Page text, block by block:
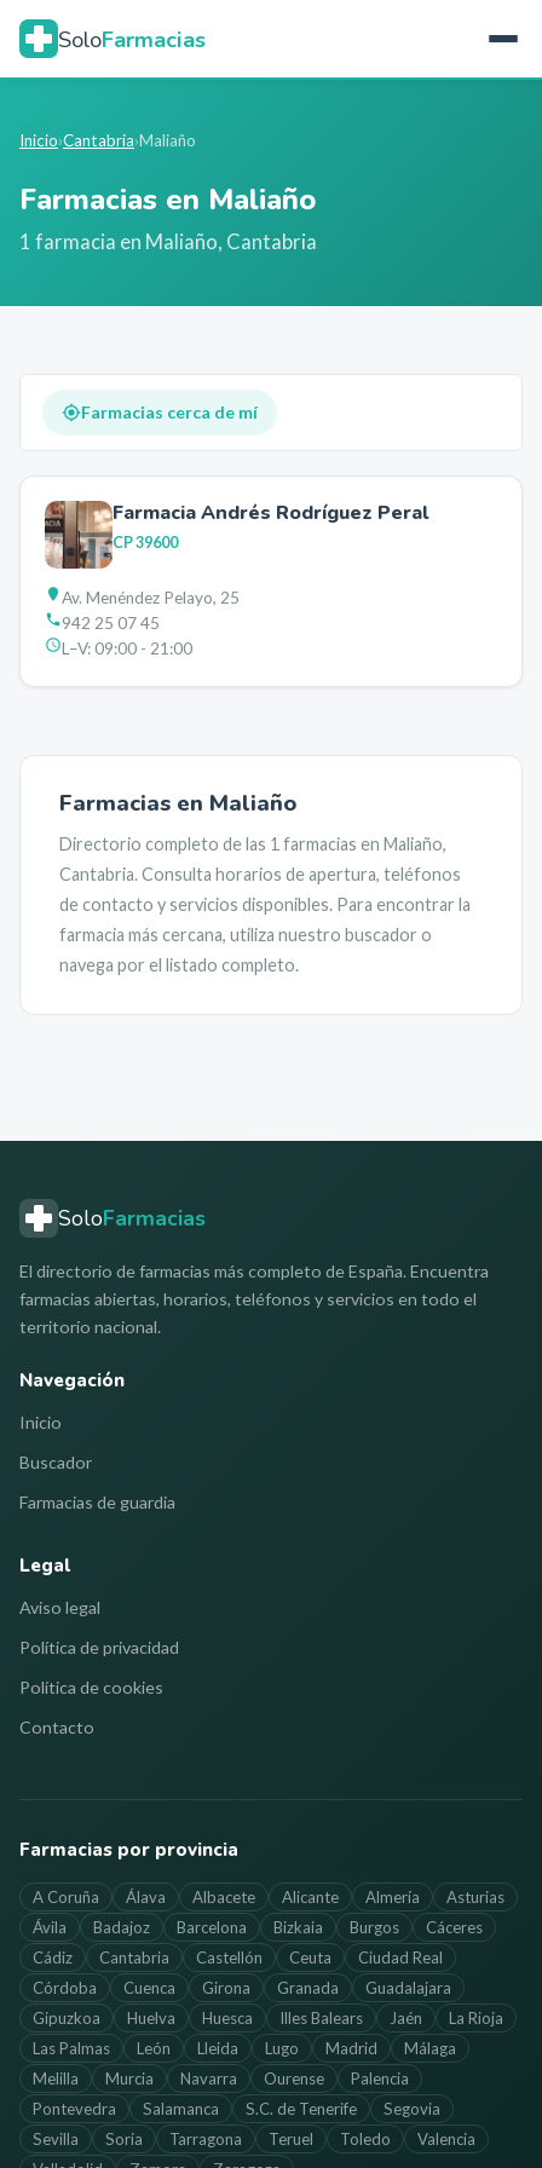
SoloFarmacias
Inicio›Cantabria›Maliaño
Farmacias en Maliaño
1 farmacia en Maliaño, Cantabria
Farmacias cerca de mí
Farmacia Andrés Rodríguez Peral
CP39600
Av. Menéndez Pelayo, 25
942 25 07 45
L–V:09:00 - 21:00
Farmacias en Maliaño
Directorio completo de las 1 farmacias en Maliaño,
Cantabria. Consulta horarios de apertura, teléfonos
de contacto y servicios disponibles. Para encontrar la
farmacia más cercana, utiliza nuestro buscador o
navega por el listado completo.
SoloFarmacias
El directorio de farmacias más completo de España. Encuentra
farmacias abiertas, horarios, teléfonos y servicios en todo el
territorio nacional.
Navegación
Inicio
Buscador
Farmacias de guardia
Legal
Aviso legal
Política de privacidad
Política de cookies
Contacto
Farmacias por provincia
A Coruña Álava Albacete Alicante Almería
Asturias
Ávila
Badajoz Barcelona Bizkaia Burgos
Cáceres
Cádiz
Cantabria Castellón Ceuta
Ciudad Real
Córdoba
Cuenca Girona Granada
Guadalajara
Gipuzkoa
Huelva Huesca Illes Balears Jaén
La Rioja
Las Palmas
León Lleida Lugo Madrid
Málaga
Melilla
Murcia Navarra Ourense
Palencia
Pontevedra
Salamanca S.C. de Tenerife
Segovia
Sevilla
Soria Tarragona Teruel Toledo
Valencia